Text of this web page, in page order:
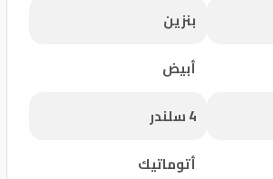
بنزين
أبيض
4 سلندر
أتوماتيك